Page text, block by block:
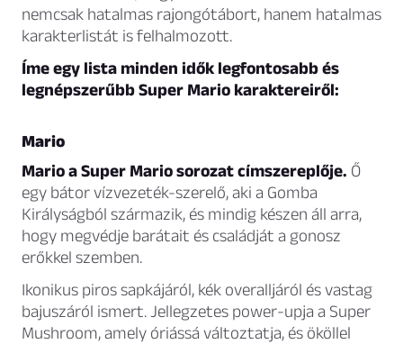
nemcsak hatalmas rajongótábort, hanem hatalmas
karakterlistát is felhalmozott.
Íme egy lista minden idők legfontosabb és
legnépszerűbb Super Mario karaktereiről:
Mario
Mario a Super Mario sorozat címszereplője. Ő
egy bátor vízvezeték-szerelő, aki a Gomba
Királyságból származik, és mindig készen áll arra,
hogy megvédje barátait és családját a gonosz
erőkkel szemben.
Ikonikus piros sapkájáról, kék overalljáról és vastag
bajuszáról ismert. Jellegzetes power-upja a Super
Mushroom, amely óriássá változtatja, és ököllel